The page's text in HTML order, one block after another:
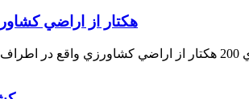
200 هكتار از اراضي